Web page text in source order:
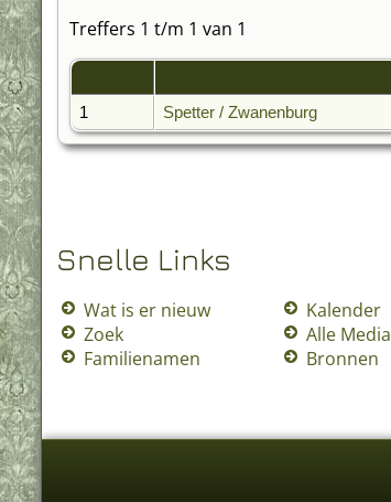
Treffers 1 t/m 1 van 1
1
Spetter / Zwanenburg
Snelle Links
Wat is er nieuw
Zoek
Familienamen
Kalender
Alle Media
Bronnen